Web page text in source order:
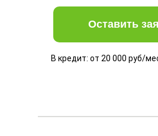
Оставить
В кредит: от 20 000 руб/